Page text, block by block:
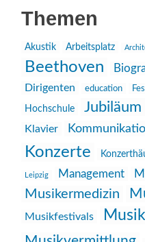
Themen
Akustik Arbeitsplatz
Beethoven
Dirigenten education
Hochschule Jubiläum
Klavier
Konzerte
Leipzig Management
Musikermedizin
Musikfestivals